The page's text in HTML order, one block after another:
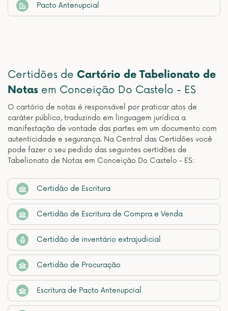
Pacto Antenupcial
Certidões de Cartório de Tabelionato de
Notas em Conceição Do Castelo - ES
O cartório de notas é responsável por praticar atos de
caráter público, traduzindo em linguagem jurídica a
manifestação de vontade das partes em um documento com
autenticidade e segurança. Na Central das Certidões você
pode fazer o seu pedido das seguintes certidões de
Tabelionato de Notas em Conceição Do Castelo - ES:
Certidão de Escritura
Certidão de Escritura de Compra e Venda
Certidão de inventário extrajudicial
Certidão de Procuração
Escritura de Pacto Antenupcial